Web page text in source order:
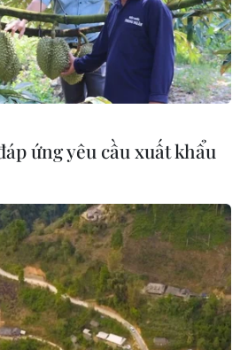
ứng yêu cầu xuất khẩu